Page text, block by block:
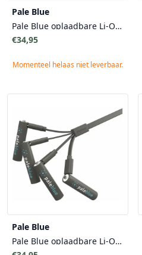
Pale Blue
Pale Blue oplaadbare Li-On Batterijen - 2x C Batterij - Duurzaam Veilig Snel
€34,95
Momenteel helaas niet leverbaar.
Pale Blue
Pale Blue oplaadbare Li-On Batterijen - 4 AAA Oplaadbare Li-On Batterijen - Duurzaam Veilig Snel